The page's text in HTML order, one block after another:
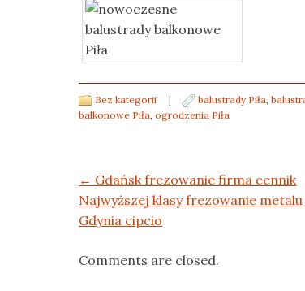
Bez kategorii | balustrady Piła,
balkonowe Piła, ogrodzenia Piła
Post navigation
← Gdańsk frezowanie firma cennik
Najwyższej klasy frezowanie metalu
Gdynia cipcio
Comments are closed.